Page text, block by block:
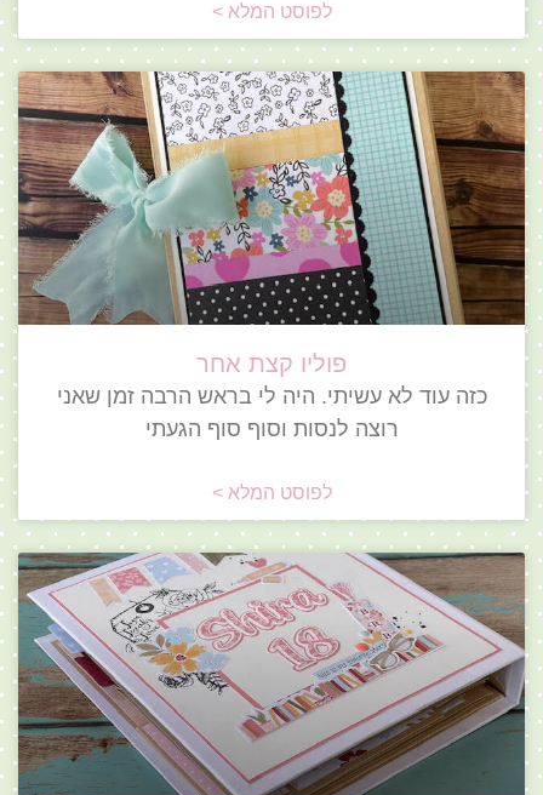
לפוסט המלא >
פוליו קצת אחר
כזה עוד לא עשיתי. היה לי בראש הרבה זמן שאני
רוצה לנסות וסוף סוף הגעתי
לפוסט המלא >